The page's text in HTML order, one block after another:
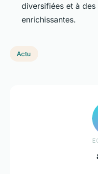
diversifiées et à
enrichissantes.
Actu